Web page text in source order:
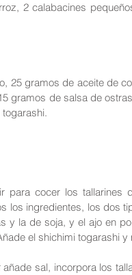
2 calabacines
25 gramos de aceite de
gramos de salsa de
para cocer los tallarines
los ingredientes, los dos
y la de soja, y el ajo en
el shichimi togarashi
sal, incorpora los